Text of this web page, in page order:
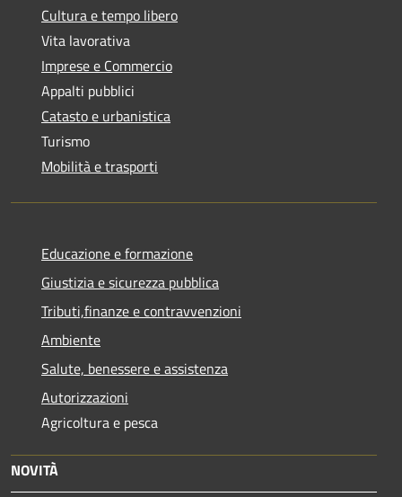
Cultura e tempo libero
Vita lavorativa
Imprese e Commercio
Appalti pubblici
Catasto e urbanistica
Turismo
Mobilità e trasporti
Educazione e formazione
Giustizia e sicurezza pubblica
Tributi,finanze e contravvenzioni
Ambiente
Salute, benessere e assistenza
Autorizzazioni
Agricoltura e pesca
NOVITÀ